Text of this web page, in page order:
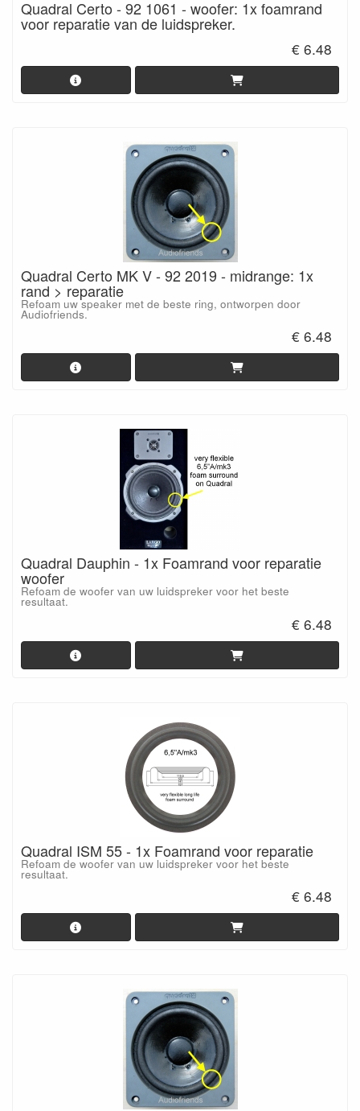
Quadral Certo - 92 1061 - woofer: 1x foamrand
voor reparatie van de luidspreker.
€ 6.48
Quadral Certo MK V - 92 2019 - midrange: 1x
rand > reparatie
Refoam uw speaker met de beste ring, ontworpen door
Audiofriends.
€ 6.48
Quadral Dauphin - 1x Foamrand voor reparatie
woofer
Refoam de woofer van uw luidspreker voor het beste
resultaat.
€ 6.48
Quadral ISM 55 - 1x Foamrand voor reparatie
Refoam de woofer van uw luidspreker voor het beste
resultaat.
€ 6.48